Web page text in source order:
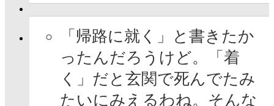
「帰路に就く」と書きたか
ったんだろうけど。「着
く」だと玄関で死んでたみ
たいにみえるわね。そんな